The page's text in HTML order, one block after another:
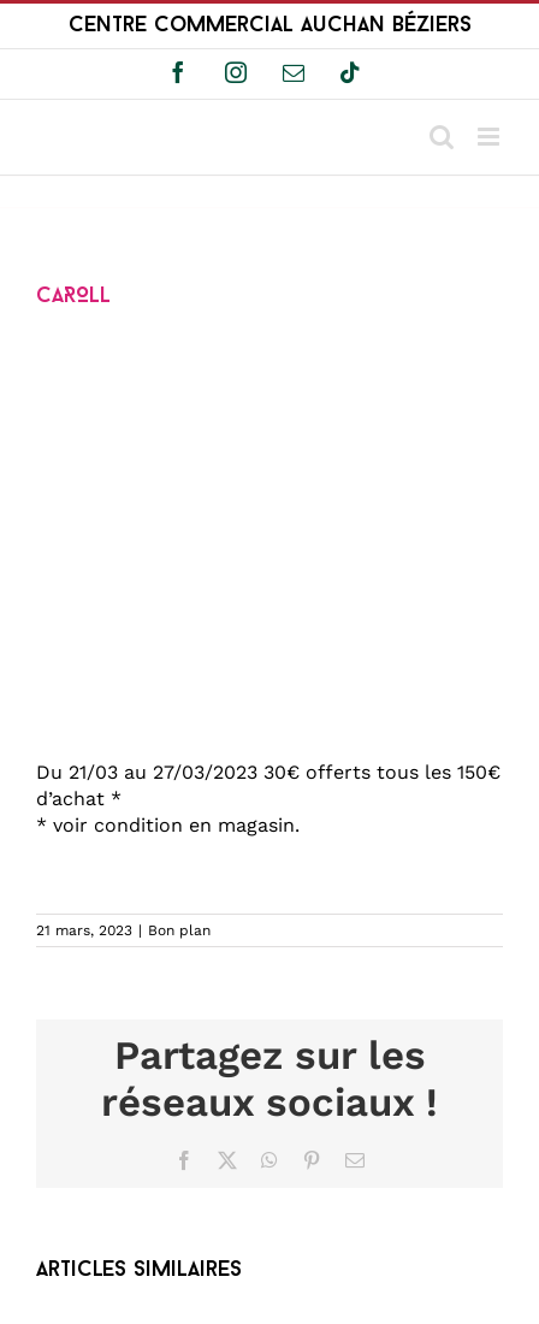
Passer
Centre Commercial Auchan Béziers
FacebookInstagramEmailTiktok
CAROLL
Du 21/03 au 27/03/2023 30€ offerts tous les 150€
d’achat *
* voir condition en magasin.
21 mars, 2023 | Bon plan
Partagez sur les
réseaux sociaux !
Facebook WhatsApp
PinterestEmail
Articles similaires